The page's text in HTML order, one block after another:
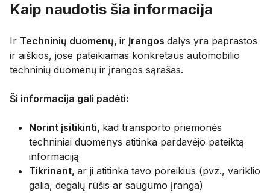
Kaip naudotis šia informacija
Ir Techninių duomenų, ir Įrangos dalys yra paprastos
ir aiškios, jose pateikiamas konkretaus automobilio
techninių duomenų ir įrangos sąrašas.
Ši informacija gali padėti:
Norint įsitikinti, kad transporto priemonės
techniniai duomenys atitinka pardavėjo pateiktą
informaciją
Tikrinant, ar ji atitinka tavo poreikius (pvz., variklio
galia, degalų rūšis ar saugumo įranga)